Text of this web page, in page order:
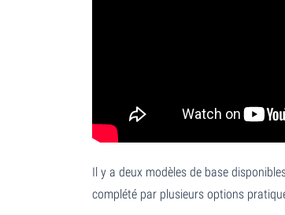
Il y a deux modèles de base
complété par plusieurs options